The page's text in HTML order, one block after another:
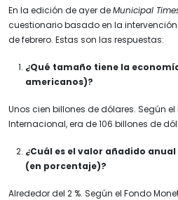
En la edición de ayer deMunicipal
cuestionario basado en la intervención
de febrero. Estas son las respuestas:
¿Qué tamaño tiene la
americanos)?
Unos cien billones de dólares. Según
Internacional, era de 106 billones de
¿Cuál es el valor añadido
(en porcentaje)?
Alrededor del 2 %. Según el Fondo